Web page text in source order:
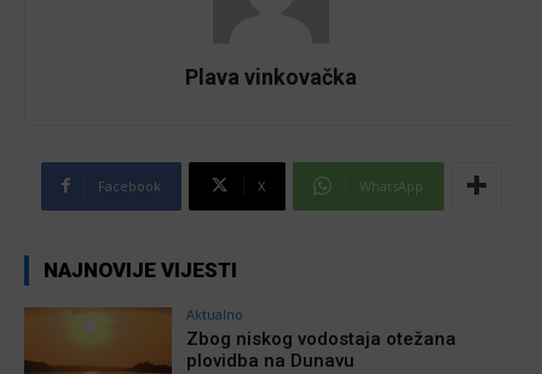
Plava vinkovačka
Facebook X WhatsApp
NAJNOVIJE VIJESTI
Aktualno
Zbog niskog vodostaja otežana
plovidba na Dunavu